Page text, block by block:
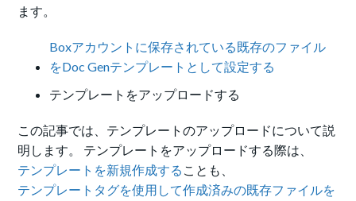
ます。
Boxアカウントに保存されている既存のファイル
をDoc Genテンプレートとして設定する
テンプレートをアップロードする
この記事では、テンプレートのアップロードについて説
明します。 テンプレートをアップロードする際は、
テンプレートを新規作成する ことも、
テンプレートタグを使用して作成済みの既存ファイルを